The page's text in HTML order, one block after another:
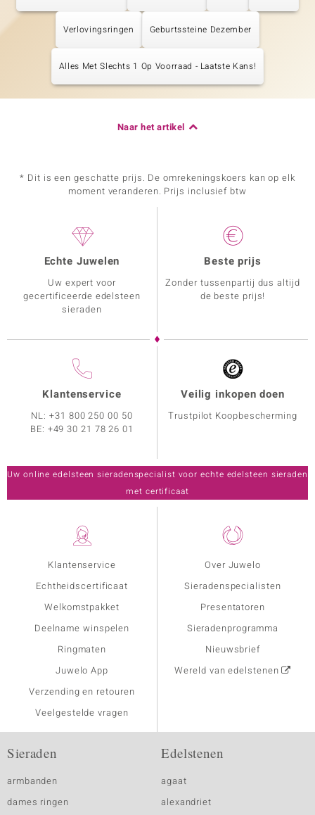
Verlovingsringen Geburtssteine Dezember
Alles Met Slechts 1 Op Voorraad - Laatste Kans!
Naar het artikel
* Dit is een geschatte prijs. De omrekeningskoers kan op elk
moment veranderen. Prijs inclusief btw
Klantenservice
Echtheidscertificaat
Welkomstpakket
Deelname winspelen
Ringmaten
Juwelo App
Verzending en retouren
Veelgestelde vragen
Over Juwelo
Sieradenspecialisten
Presentatoren
Sieradenprogramma
Nieuwsbrief
Wereld van edelstenen
Echte Juwelen
Uw expert voor
gecertificeerde edelsteen
sieraden
Beste prijs
Zonder tussenpartij dus altijd
de beste prijs!
Klantenservice
NL:+31 800 250 00 50
BE: +49 30 21 78 26 01
Veilig inkopen doen
Trustpilot Koopbescherming
Uw online edelsteen sieradenspecialist voor echte edelsteen sieraden
met certificaat
Sieraden
armbanden
dames ringen
Edelstenen
agaat
alexandriet